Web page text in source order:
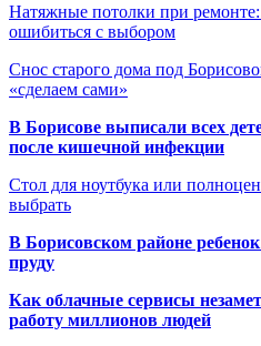
Натяжные потолки при ремонте:
ошибиться с выбором
Снос старого дома под
«сделаем сами»
В Борисове выписали всех
после кишечной инфекции
Стол для ноутбука или
выбрать
В Борисовском районе
пруду
Как облачные сервисы
работу миллионов людей